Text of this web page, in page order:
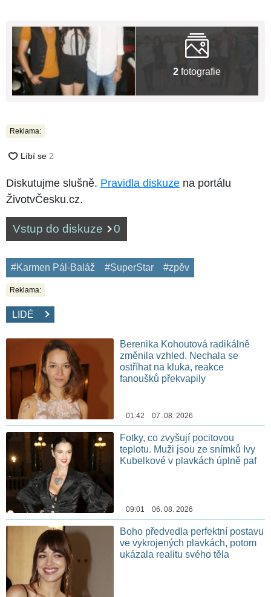
2 fotografie
Reklama:
Diskutujme slušně. Pravidla diskuze na portálu
ŽivotvČesku.cz.
Vstup do diskuze 0
#Karmen Pál-Baláž #SuperStar #zpěv
Reklama:
LIDÉ
Berenika Kohoutová radikálně
změnila vzhled. Nechala se
ostříhat na kluka, reakce
fanoušků překvapily
01:42 07. 08. 2026
Fotky, co zvyšují pocitovou
teplotu. Muži jsou ze snímků Ivy
Kubelkové v plavkách úplně paf
09:01 06. 08. 2026
Boho předvedla perfektní postavu
ve vykrojených plavkách, potom
ukázala realitu svého těla